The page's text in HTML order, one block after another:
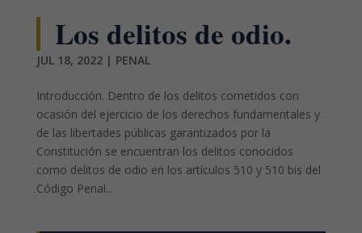
Los delitos de odio.
JUL 18, 2022| PENAL
Introducción. Dentro de los delitos cometidos con
ocasión del ejercicio de los derechos fundamentales y
de las libertades públicas garantizados por la
Constitución se encuentran los delitos conocidos
como delitos de odio en los artículos 510 y 510 bis del
Código Penal...